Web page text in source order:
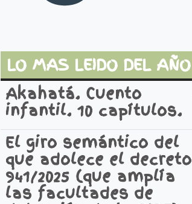
LO MAS LEIDO DEL AÑO
Akahatá. Cuento
infantil. 10 capítulos.
El giro semántico del
que adolece el decreto
941/2025 (que amplía
las facultades de